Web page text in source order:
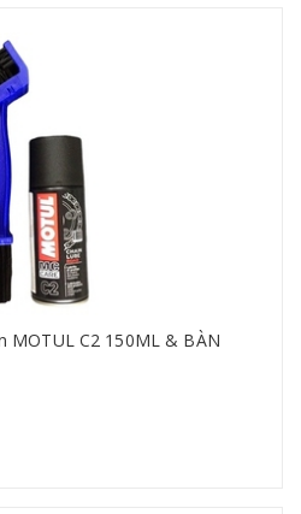
MOTUL C2 150ML & BÀN